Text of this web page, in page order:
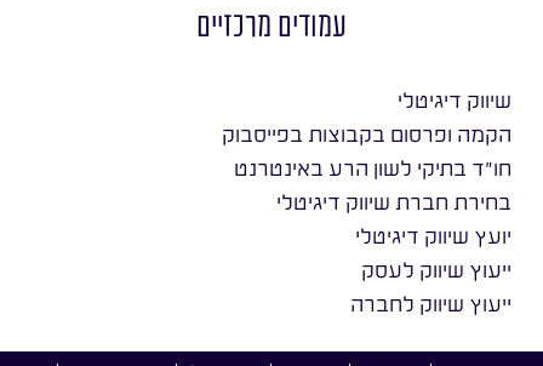
עמודים מרכזיים
שיווק דיגיטלי
הקמה ופרסום בקבוצות בפייסבוק
חו״ד בתיקי לשון הרע באינטרנט
בחירת חברת שיווק דיגיטלי
יועץ שיווק דיגיטלי
ייעוץ שיווק לעסק
ייעוץ שיווק לחברה